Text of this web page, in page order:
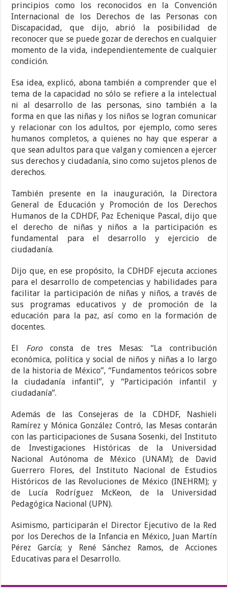
principios como los reconocidos en la Convención
Internacional de los Derechos de las Personas con
Discapacidad, que dijo, abrió la posibilidad de
reconocer que se puede gozar de derechos en cualquier
momento de la vida, independientemente de cualquier
condición.
Esa idea, explicó, abona también a comprender que el
tema de la capacidad no sólo se refiere a la intelectual
ni al desarrollo de las personas, sino también a la
forma en que las niñas y los niños se logran comunicar
y relacionar con los adultos, por ejemplo, como seres
humanos completos, a quienes no hay que esperar a
que sean adultos para que valgan y comiencen a ejercer
sus derechos y ciudadanía, sino como sujetos plenos de
derechos.
También presente en la inauguración, la Directora
General de Educación y Promoción de los Derechos
Humanos de la CDHDF, Paz Echenique Pascal, dijo que
el derecho de niñas y niños a la participación es
fundamental para el desarrollo y ejercicio de
ciudadanía.
Dijo que, en ese propósito, la CDHDF ejecuta acciones
para el desarrollo de competencias y habilidades para
facilitar la participación de niñas y niños, a través de
sus programas educativos y de promoción de la
educación para la paz, así como en la formación de
docentes.
El Foroconsta de tres Mesas: “La contribución
económica, política y social de niños y niñas a lo largo
de la historia de México”, “Fundamentos teóricos sobre
la ciudadanía infantil”, y “Participación infantil y
ciudadanía”.
Además de las Consejeras de la CDHDF, Nashieli
Ramírez y Mónica González Contró, las Mesas contarán
con las participaciones de Susana Sosenki, del Instituto
de Investigaciones Históricas de la Universidad
Nacional Autónoma de México (UNAM); de David
Guerrero Flores, del Instituto Nacional de Estudios
Históricos de las Revoluciones de México (INEHRM); y
de Lucía Rodríguez McKeon, de la Universidad
Pedagógica Nacional (UPN).
Asimismo, participarán el Director Ejecutivo de la Red
por los Derechos de la Infancia en México, Juan Martín
Pérez García; y René Sánchez Ramos, de Acciones
Educativas para el Desarrollo.